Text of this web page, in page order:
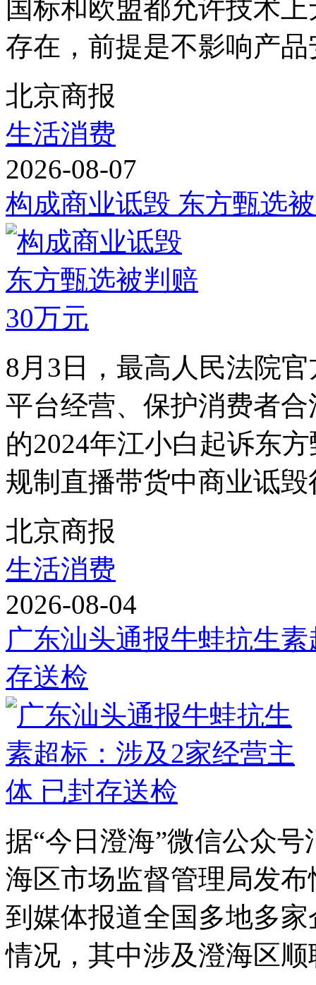
国标和欧盟都允许技术
存在，前提是不影响产
北京商报
生活消费
2026-08-07
构成商业诋毁 东方甄选
8月3日，最高人民法院
平台经营、保护消费者
的2024年江小白起诉东
规制直播带货中商业诋
北京商报
生活消费
2026-08-04
广东汕头通报牛蛙抗生
存送检
据“今日澄海”微信公众
海区市场监督管理局发
到媒体报道全国多地多
情况，其中涉及澄海区